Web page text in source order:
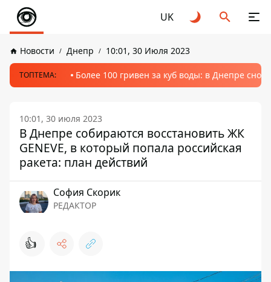
UK
Новости Днепр 10:01, 30 Июля 2023
ТОПТЕМА: Более 100 гривен за куб воды: в Днепре
10:01, 30 июля 2023
В Днепре собираются восстановить ЖК
GENEVE, в который попала российская
ракета: план действий
София Скорик
РЕДАКТОР
👍